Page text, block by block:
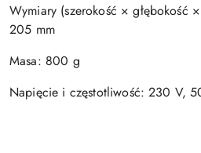
Wymiary (szerokość × głębokość
205 mm
Masa: 800 g
Napięcie i częstotliwość: 230 V,